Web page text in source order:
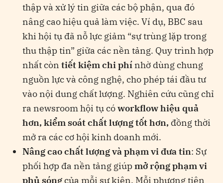
thập và xử lý tin giữa các bộ phận, qua đó
nâng cao hiệu quả làm việc. Ví dụ, BBC sau
khi hội tụ đã nỗ lực giảm “sự trùng lặp trong
thu thập tin” giữa các nền tảng​. Quy trình hợp
nhất còn tiết kiệm chi phí nhờ dùng chung
nguồn lực và công nghệ, cho phép tái đầu tư
vào nội dung chất lượng​. Nghiên cứu cũng chỉ
ra newsroom hội tụ cóworkflow hiệu quả
hơn, kiểm soát chất lượng tốt hơn, đồng thời
mở ra các cơ hội kinh doanh mới.
Nâng cao chất lượng và phạm vi đưa tin: Sự
phối hợp đa nền tảng giúpmở rộng phạm vi
phủ sóngcủa mỗi sự kiện. Mỗi phương tiện